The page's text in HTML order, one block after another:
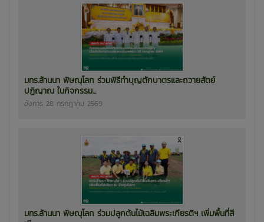
มทร.ล้านนา พิษณุโลก ร่วมพิธีทำบุญตักบาตรและถวายสัตย์
ปฏิญาณ ในกิจกรรม...
อังคาร 28 กรกฎาคม 2569
มทร.ล้านนา พิษณุโลก ร่วมปลูกต้นไม้เฉลิมพระเกียรติฯ เพิ่มพื้นที่สี